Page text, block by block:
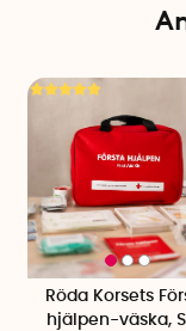
Röda Korsets
hjälpen-väska,